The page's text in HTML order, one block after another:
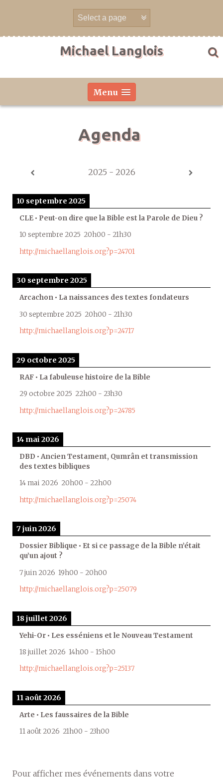
Michael Langlois
Menu
Agenda
2025 - 2026
10 septembre 2025
CLE • Peut-on dire que la Bible est la Parole de Dieu ?
10 septembre 2025 20h00 - 21h30
http://michaellanglois.org?p=24701
30 septembre 2025
Arcachon • La naissances des textes fondateurs
30 septembre 2025 20h00 - 21h30
http://michaellanglois.org?p=24717
29 octobre 2025
RAF • La fabuleuse histoire de la Bible
29 octobre 2025 22h00 - 23h30
http://michaellanglois.org?p=24785
14 mai 2026
DBD • Ancien Testament, Qumrân et transmission
des textes bibliques
14 mai 2026 20h00 - 22h00
http://michaellanglois.org?p=25074
7 juin 2026
Dossier Biblique • Et si ce passage de la Bible n’était
qu’un ajout ?
7 juin 2026 19h00 - 20h00
http://michaellanglois.org?p=25079
18 juillet 2026
Yehi-Or • Les esséniens et le Nouveau Testament
18 juillet 2026 14h00 - 15h00
http://michaellanglois.org?p=25137
11 août 2026
Arte • Les faussaires de la Bible
11 août 2026 21h00 - 23h00
Pour afficher mes événements dans votre